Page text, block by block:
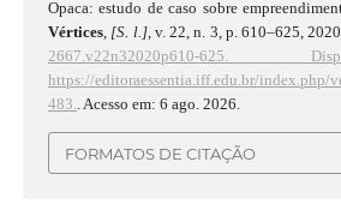
Opaca: estudo de caso sobre
Vértices, [S. l.], v. 22, n. 3, p. 610–625,
2667.v22n32020p610-625.
https://editoraessentia.iff.edu.br/index.php/
483.. Acesso em: 6 ago. 2026.
FORMATOS DE CITAÇÃO